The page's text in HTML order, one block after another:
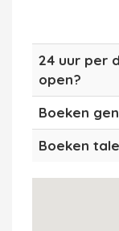
24 uur per
open?
Boeken
Boeken